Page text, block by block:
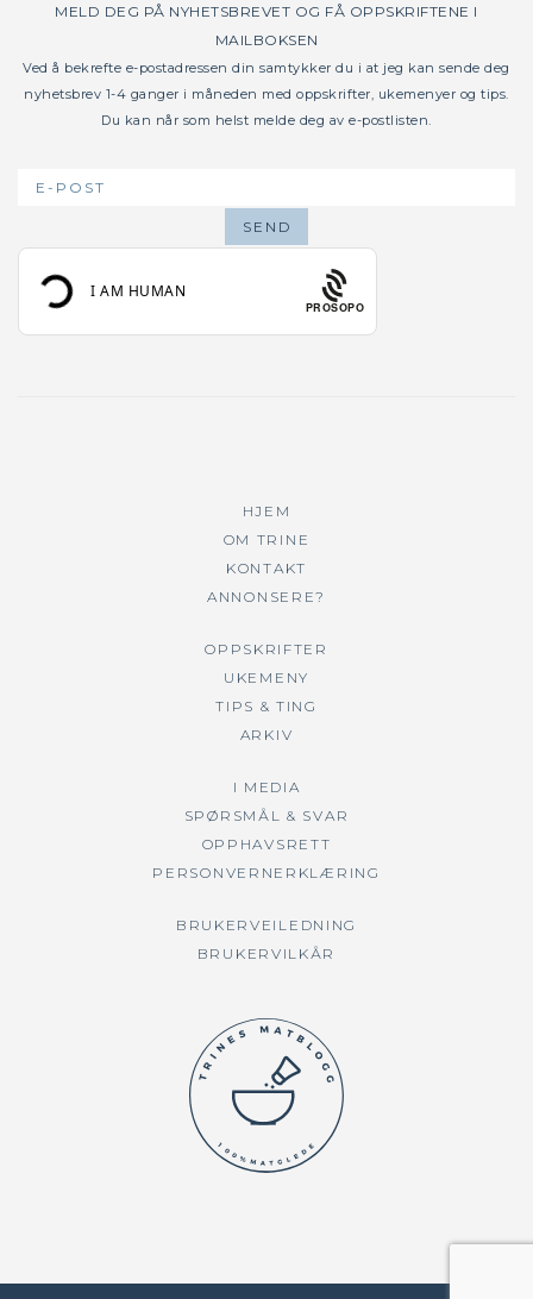
MELD DEG PÅ NYHETSBREVET OG FÅ OPPSKRIFTENE I
MAILBOKSEN
Ved å bekrefte e-postadressen din samtykker du i at jeg kan sende deg
nyhetsbrev 1-4 ganger i måneden med oppskrifter, ukemenyer og tips.
Du kan når som helst melde deg av e-postlisten.
PROSOPO
HJEM
OM TRINE
KONTAKT
ANNONSERE?
OPPSKRIFTER
UKEMENY
TIPS & TING
ARKIV
I MEDIA
SPØRSMÅL & SVAR
OPPHAVSRETT
PERSONVERNERKLÆRING
BRUKERVEILEDNING
BRUKERVILKÅR